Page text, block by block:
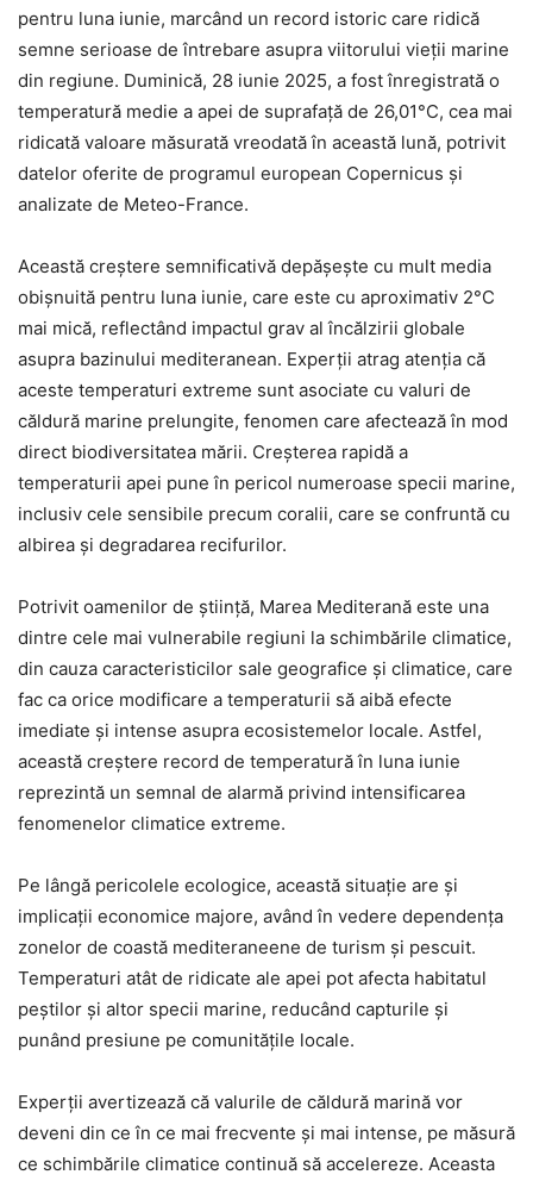
pentru luna iunie, marcând un record istoric care ridică
semne serioase de întrebare asupra viitorului vieții marine
din regiune. Duminică, 28 iunie 2025, a fost înregistrată o
temperatură medie a apei de suprafață de 26,01°C, cea mai
ridicată valoare măsurată vreodată în această lună, potrivit
datelor oferite de programul european Copernicus și
analizate de Meteo-France.
Această creștere semnificativă depășește cu mult media
obișnuită pentru luna iunie, care este cu aproximativ 2°C
mai mică, reflectând impactul grav al încălzirii globale
asupra bazinului mediteranean. Experții atrag atenția că
aceste temperaturi extreme sunt asociate cu valuri de
căldură marine prelungite, fenomen care afectează în mod
direct biodiversitatea mării. Creșterea rapidă a
temperaturii apei pune în pericol numeroase specii marine,
inclusiv cele sensibile precum coralii, care se confruntă cu
albirea și degradarea recifurilor.
Potrivit oamenilor de știință, Marea Mediterană este una
dintre cele mai vulnerabile regiuni la schimbările climatice,
din cauza caracteristicilor sale geografice și climatice, care
fac ca orice modificare a temperaturii să aibă efecte
imediate și intense asupra ecosistemelor locale. Astfel,
această creștere record de temperatură în luna iunie
reprezintă un semnal de alarmă privind intensificarea
fenomenelor climatice extreme.
Pe lângă pericolele ecologice, această situație are și
implicații economice majore, având în vedere dependența
zonelor de coastă mediteraneene de turism și pescuit.
Temperaturi atât de ridicate ale apei pot afecta habitatul
peștilor și altor specii marine, reducând capturile și
punând presiune pe comunitățile locale.
Experții avertizează că valurile de căldură marină vor
deveni din ce în ce mai frecvente și mai intense, pe măsură
ce schimbările climatice continuă să accelereze. Aceasta